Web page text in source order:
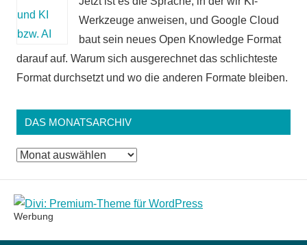
Werkzeuge anweisen, und Google Cloud
baut sein neues Open Knowledge Format
darauf auf. Warum sich ausgerechnet das schlichteste
Format durchsetzt und wo die anderen Formate bleiben.
DAS MONATSARCHIV
Das
Werbung